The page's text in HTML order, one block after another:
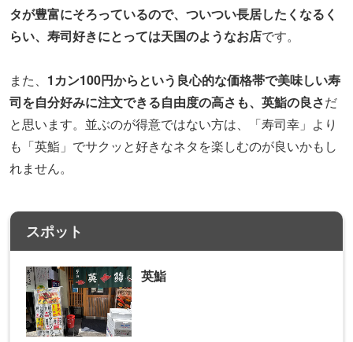
タが豊富にそろっているので、ついつい長居したくなるく
らい、寿司好きにとっては天国のようなお店です。
また、 1カン100円からという良心的な価格帯で美味しい寿
司を自分好みに注文できる自由度の高さも、英鮨の良さだ
と思います。並ぶのが得意ではない方は、「寿司幸」より
も「英鮨」でサクッと好きなネタを楽しむのが良いかもし
れません。
スポット
英鮨